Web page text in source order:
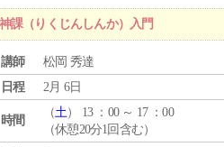
課（りくじんしんか）入門
講師
松岡 秀達
日程
2月 6日
時間
（土） 13 ：00 ～ 17 ：00
（休憩20分1回含む）